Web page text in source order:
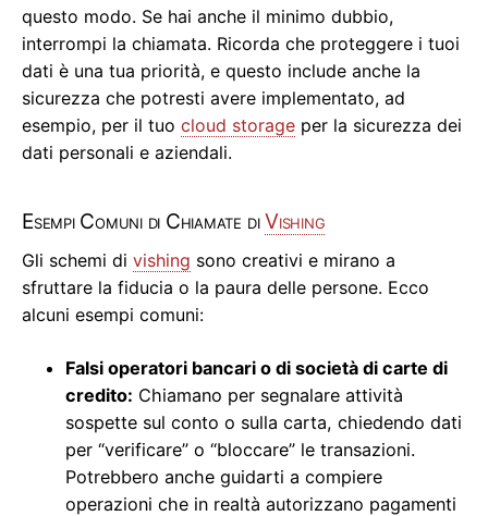
questo modo. Se hai anche il minimo dubbio,
interrompi la chiamata. Ricorda che proteggere i tuoi
dati è una tua priorità, e questo include anche la
sicurezza che potresti avere implementato, ad
esempio, per il tuo cloud storage per la sicurezza dei
dati personali e aziendali.
Esempi Comuni di Chiamate diVishing
Gli schemi di vishing sono creativi e mirano a
sfruttare la fiducia o la paura delle persone. Ecco
alcuni esempi comuni:
Falsi operatori bancari o di società di carte di
credito: Chiamano per segnalare attività
sospette sul conto o sulla carta, chiedendo dati
per “verificare” o “bloccare” le transazioni.
Potrebbero anche guidarti a compiere
operazioni che in realtà autorizzano pagamenti